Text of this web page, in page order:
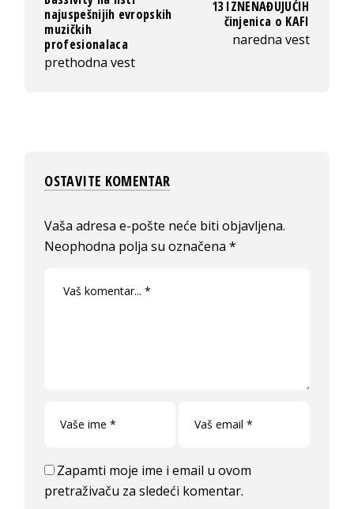
najuspešnijih evropskih
muzičkih
profesionalaca
prethodna vest
13 IZNENAĐUJUĆIH
činjenica o KAFI
naredna vest
OSTAVITE KOMENTAR
Vaša adresa e-pošte neće biti objavljena.
Neophodna polja su označena*
Zapamti moje ime i email u ovom
pretraživaču za sledeći komentar.